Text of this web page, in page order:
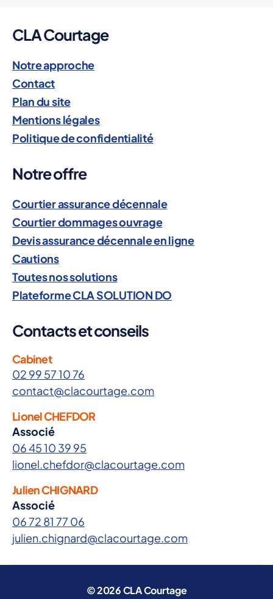
u
e
CLA Courtage
Notre approche
Contact
Plan du site
Mentions légales
Politique de confidentialité
Notre offre
Courtier assurance décennale
Courtier dommages ouvrage
Devis assurance décennale en ligne
Cautions
Toutes nos solutions
Plateforme CLA SOLUTION DO
Contacts et conseils
Cabinet
02 99 57 10 76
contact@clacourtage.com
Lionel CHEFDOR
Associé
06 45 10 39 95
lionel.chefdor@clacourtage.com
Julien CHIGNARD
Associé
06 72 81 77 06
julien.chignard@clacourtage.com
© 2026CLA Courtage